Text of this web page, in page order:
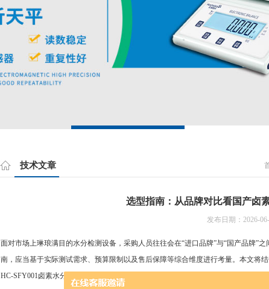
技术文章
选型指南：从品牌对比看国产卤
发布日期：2026-
面对市场上琳琅满目的水分检测设备，采购人员往往会在“进口品牌”与“国产品牌”
南，应当基于实际测试需求、预算限制以及售后保障等综合维度进行考量。本文将
HC-SFY001卤素水分测定仪成为了众多企业的性价比之选。